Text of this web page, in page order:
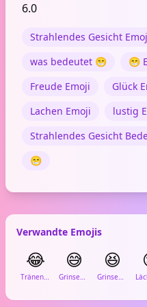
6.0
Strahlendes Gesicht
was bedeutet 😁
😁
Freude Emoji
Glück
Lachen Emoji
lustig
Strahlendes Gesicht
😁
Verwandte Emojis
😂
Tränen lachendes Gesicht
😅
Grinsendes Gesicht mit Schweiß
😆
Grinsendes Gesicht mit zusammengekniffenen Augen